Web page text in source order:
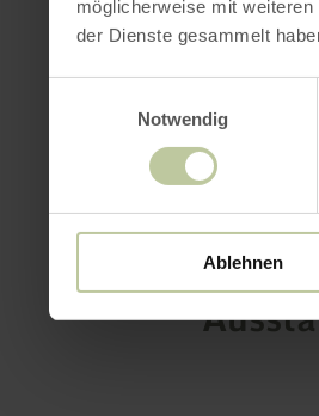
möglicherweise mit
der Dienste gesammelt
Notwendig
Ablehnen